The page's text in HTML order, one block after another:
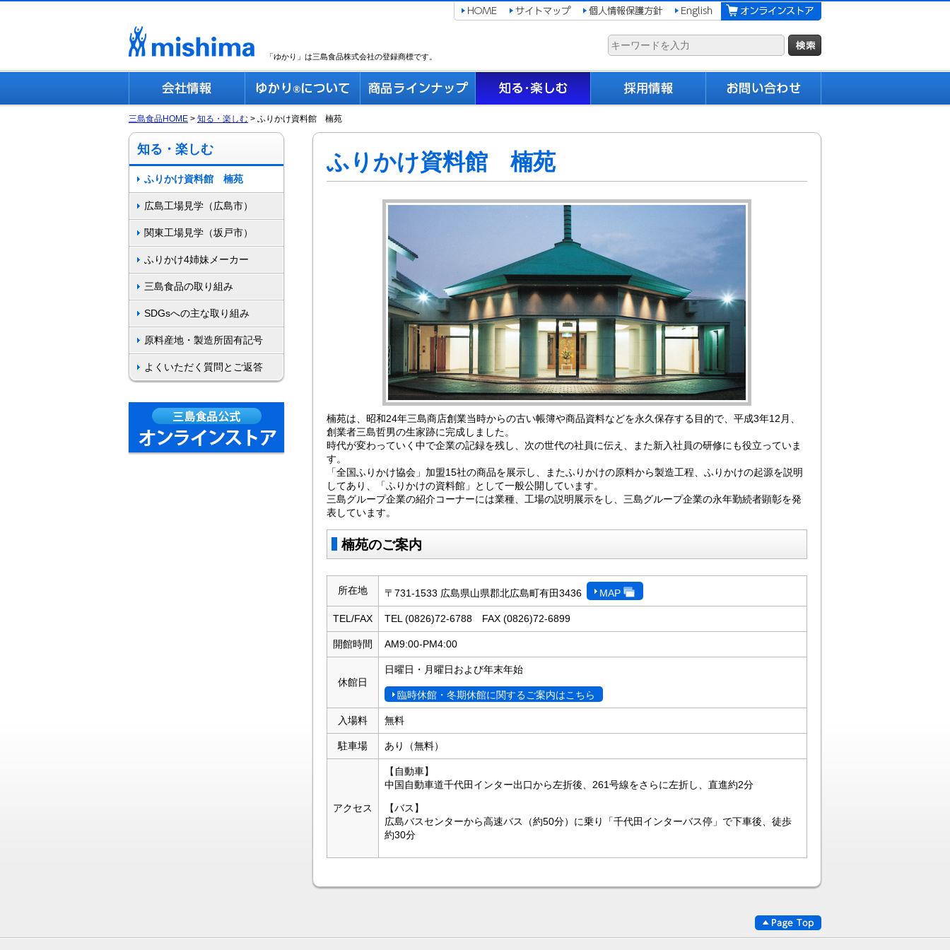
「ゆかり」は三島食品株式会社の登録商標です。
三島食品HOME 知る・楽しむ ふりかけ資料館 楠苑
知る・楽しむ
ふりかけ資料館 楠苑
広島工場見学（広島市）
関東工場見学（坂戸市）
ふりかけ4姉妹メーカー
三島食品の取り組み
SDGsへの主な取り組み
原料産地・製造所固有記号
よくいただく質問とご返答
ふりかけ資料館 楠苑
楠苑は、昭和24年三島商店創業当時からの古い帳簿や商品資料などを永久保存する目的で、平成3年12月、
創業者三島哲男の生家跡に完成しました。
時代が変わっていく中で企業の記録を残し、次の世代の社員に伝え、また新入社員の研修にも役立っていま
す。
「全国ふりかけ協会」加盟15社の商品を展示し、またふりかけの原料から製造工程、ふりかけの起源を説明
してあり、「ふりかけの資料館」として一般公開しています。
三島グループ企業の紹介コーナーには業種、工場の説明展示をし、三島グループ企業の永年勤続者顕彰を発
表しています。
楠苑のご案内
所在地 〒731-1533 広島県山県郡北広島町有田3436 MAP
TEL/FAX TEL (0826)72-6788 FAX (0826)72-6899
開館時間 AM9:00-PM4:00
休館日
日曜日・月曜日および年末年始
臨時休館・冬期休館に関するご案内はこちら
入場料 無料
駐車場 あり（無料）
アクセス
【自動車】
中国自動車道千代田インター出口から左折後、261号線をさらに左折し、直進約2分
【バス】
広島バスセンターから高速バス（約50分）に乗り「千代田インターバス停」で下車後、徒歩
約30分